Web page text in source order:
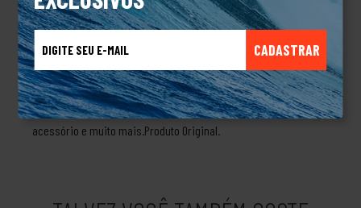
CADASTRAR
surfistas com intuito de deixá-los secos e quentes nas águas
frias da Austrália.Com o tempo foram adquirindo técnicas e
aperfeiçoando suas criações, passando a produzir roupas para
esquiadores, para quem pratica Windsurf, snowboard e
navegadores, ampliando seu mercado. Eles não pararam por aí,
criaram linhas de produtos masculinos, femininos, linha de
acessório e muito mais.Produto Original.